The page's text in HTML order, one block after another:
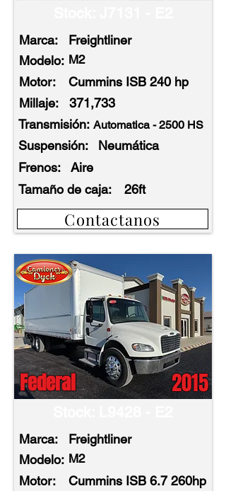
Marca:
Freightliner
Modelo: M2
Motor:
Cummins ISB 240 hp
Millaje:
371,733
Transmisión: Automatica - 2500 HS
Suspensión:
Neumática
Frenos:
Aire
Tamaño de caja:
26ft
Contactanos
Federal 2015
Marca:
Freightliner
Modelo: M2
Motor: Cummins ISB 6.7 260hp